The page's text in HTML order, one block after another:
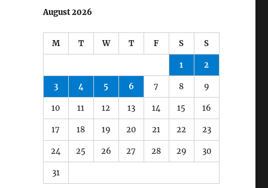
August 2026
M T W T F S S
1 2
3 4 5 6 7 8 9
10 11 12 13 14 15 16
17 18 19 20 21 22 23
24 25 26 27 28 29 30
31